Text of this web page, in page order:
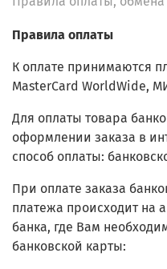
Правила оплаты
К оплате принимаются
MasterCard WorldWide,
Для оплаты товара
оформлении заказа в
способ оплаты:
При оплате заказа
платежа происходит на
банка, где Вам
банковской карты: